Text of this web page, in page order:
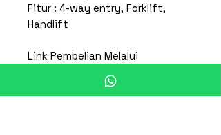
Fitur : 4-way entry, Forklift,
Handlift
Link Pembelian Melalui
Tokopedia - Putra Alam